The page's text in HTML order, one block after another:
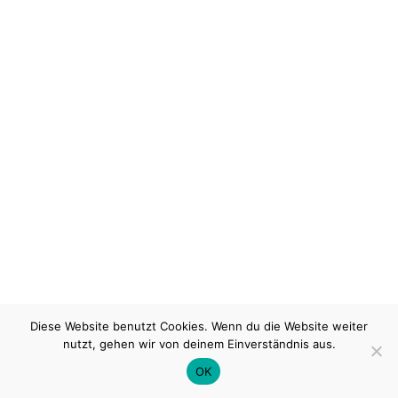
Diese Website benutzt Cookies. Wenn du die Website weiter
nutzt, gehen wir von deinem Einverständnis aus.
OK